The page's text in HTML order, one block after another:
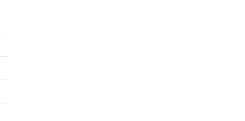
るものではありません。
出荷製品に未対応品が
り、2022年1月12日よ